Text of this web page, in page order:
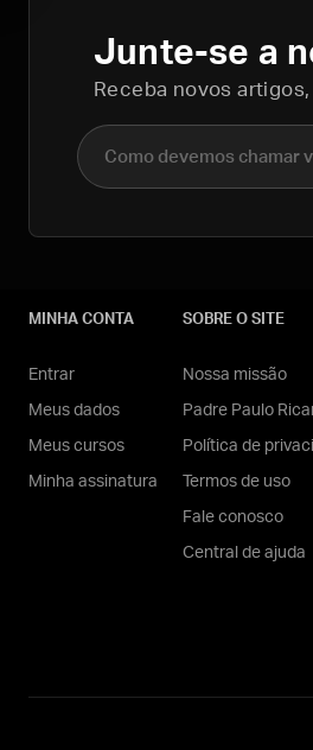
Junte-se a
Receba novos
Nome completo
MINHA CONTA
Entrar
Meus dados
Meus cursos
Minha assinatura
SOBRE O SITE
Nossa missão
Padre Paulo
Política de
Termos de uso
Fale conosco
Central de ajuda